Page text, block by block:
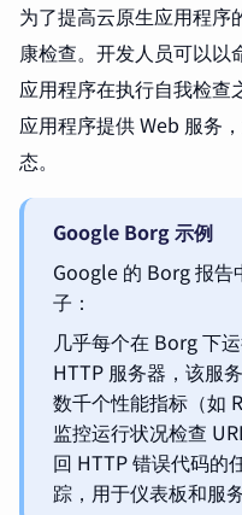
为了提高云原生应用程序
康检查。开发人员可以以
应用程序在执行自我检查
应用程序提供 Web 服务
态。
Google Borg 示例
Google 的 Borg 报告
子：
几乎每个在 Borg 下
HTTP 服务器，该服
数千个性能指标（如
监控运行状况检查
回 HTTP 错误代码的
踪，用于仪表板和服